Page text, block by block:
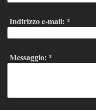
Indirizzo e-mail: *
Messaggio: *